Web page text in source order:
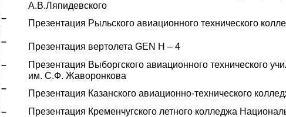
А.В.Ляпидевского
Презентация Рыльского авиационного технического
Презентация вертолета GEN H – 4
Презентация Выборгского авиационного технического
им. С.Ф. Жаворонкова
Презентация Казанского авиационно-технического
Презентация Кременчугского летного колледжа